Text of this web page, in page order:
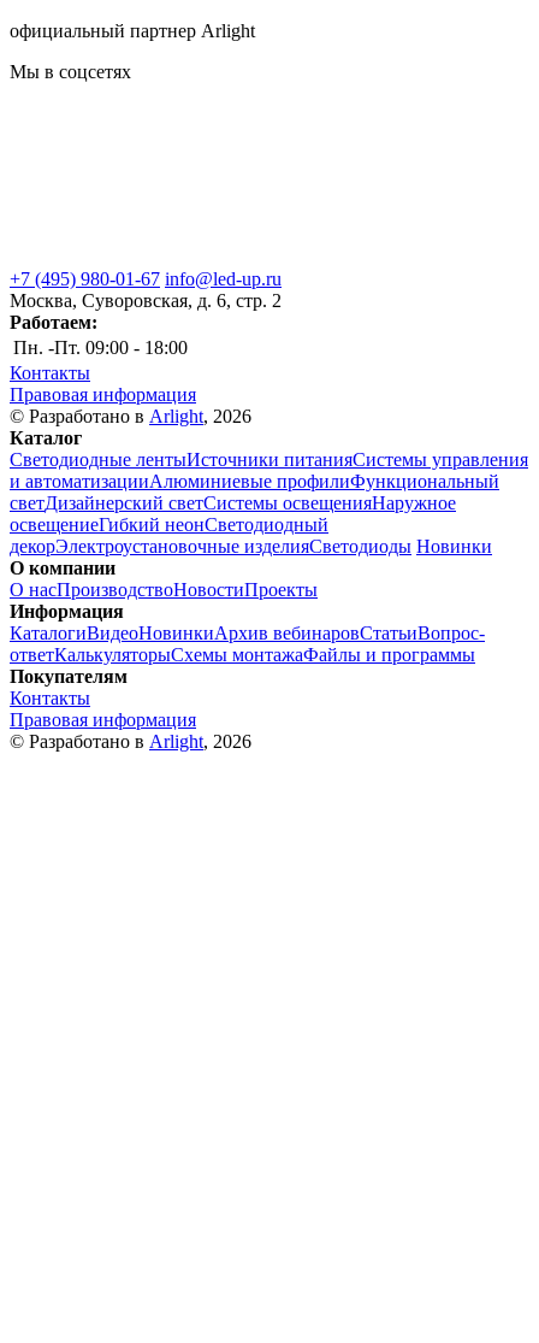
официальный партнер Arlight
Мы в соцсетях
+7 (495) 980-01-67 info@led-up.ru
Москва, Суворовская, д. 6, стр. 2
Работаем:
Пн. -Пт. 09:00 - 18:00
Контакты
Правовая информация
© Разработано в Arlight, 2026
Каталог
Светодиодные лентыИсточники питанияСистемы управления
и автоматизацииАлюминиевые профилиФункциональный
светДизайнерский светСистемы освещенияНаружное
освещениеГибкий неонСветодиодный
декорЭлектроустановочные изделияСветодиоды Новинки
О компании
О насПроизводствоНовостиПроекты
Информация
КаталогиВидеоНовинкиАрхив вебинаровСтатьиВопрос-
ответКалькуляторыСхемы монтажаФайлы и программы
Покупателям
Контакты
Правовая информация
© Разработано в Arlight, 2026